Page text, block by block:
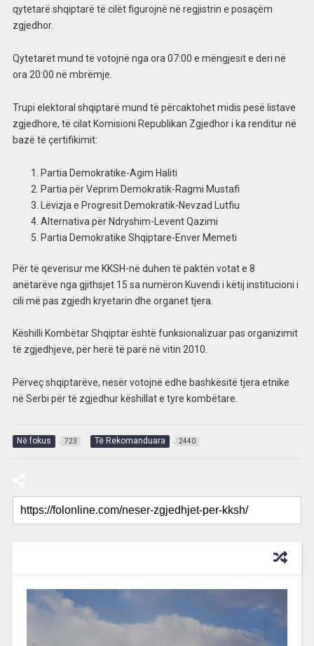
qytetarë shqiptarë të cilët figurojnë në regjistrin e posaçëm
zgjedhor.
Qytetarët mund të votojnë nga ora 07:00 e mëngjesit e deri në
ora 20:00 në mbrëmje.
Trupi elektoral shqiptarë mund të përcaktohet midis pesë listave
zgjedhore, të cilat Komisioni Republikan Zgjedhor i ka renditur në
bazë të çertifikimit:
Partia Demokratike-Agim Haliti
Partia për Veprim Demokratik-Ragmi Mustafi
Lëvizja e Progresit Demokratik-Nevzad Lutfiu
Alternativa për Ndryshim-Levent Qazimi
Partia Demokratike Shqiptare-Enver Memeti
Për të qeverisur me KKSH-në duhen të paktën votat e 8
anëtarëve nga gjithsjet 15 sa numëron Kuvendi i këtij institucioni i
cili më pas zgjedh kryetarin dhe organet tjera.
Këshilli Kombëtar Shqiptar është funksionalizuar pas organizimit
të zgjedhjeve, për herë të parë në vitin 2010.
Përveç shqiptarëve, nesër votojnë edhe bashkësitë tjera etnike
në Serbi për të zgjedhur këshillat e tyre kombëtare.
Në fokus 723 Të Rekomanduara 2440